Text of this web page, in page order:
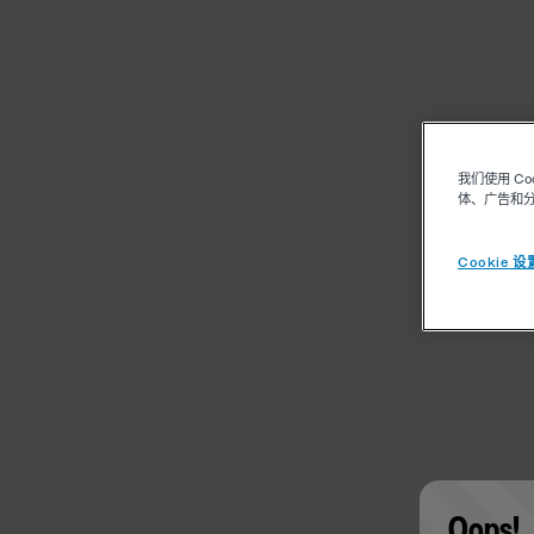
我们使用
体、广告和
Cookie 设